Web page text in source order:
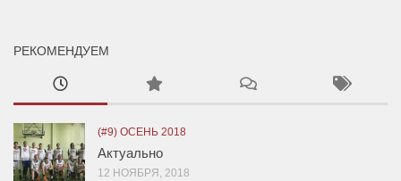
РЕКОМЕНДУЕМ
(#9) ОСЕНЬ 2018
Актуально
12 НОЯБРЯ, 2018